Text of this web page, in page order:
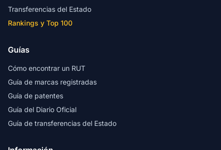
Transferencias del Estado
Rankings y Top 100
Guías
Cómo encontrar un RUT
Guía de marcas registradas
Guía de patentes
Guía del Diario Oficial
Guía de transferencias del Estado